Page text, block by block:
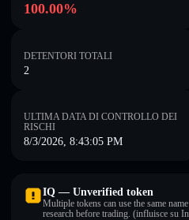
100.00%
DETENTORI TOTALI
2
ULTIMA DATA DI CONTROLLO DEI
RISCHI
8/3/2026, 8:43:05 PM
IQ — Unverified token
Multiple tokens can use the same
research before trading. (influisce su